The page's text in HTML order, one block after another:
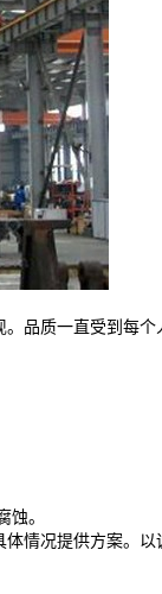
品质一直受到每个
蚀。
情况提供方案。